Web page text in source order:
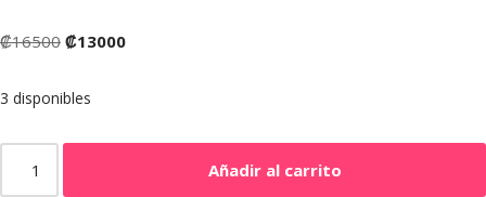
₡16500 ₡13000
3 disponibles
Añadir al carrito